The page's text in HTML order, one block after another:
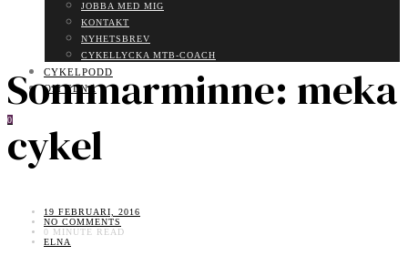
JOBBA MED MIG
KONTAKT
NYHETSBREV
CYKELLYCKA MTB-COACH
CYKELPODD
OM ELNA
0
Sommarminne: meka
cykel
19 FEBRUARI, 2016
NO COMMENTS
0 MINUTE READ
ELNA